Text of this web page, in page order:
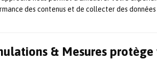
des contenus et de collecter des données
& Mesures
la délivrance de la
et ISO 50003 pour délivrer la certification ISO